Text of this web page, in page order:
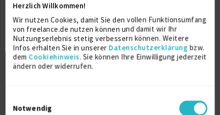
Herzlich Willkommen!
Wir nutzen Cookies, damit Sie den vollen Funktionsumfang
von freelance.de nutzen können und damit wir Ihr
Nutzungserlebnis stetig verbessern können. Weitere
Infos erhalten Sie in unserer Datenschutzerklärung bzw.
dem Cookiehinweis. Sie können Ihre Einwilligung jederzeit
ändern oder widerrufen.
Notwendig
Reisebereitschaft
Nähe des Wohnortes
Arbeitserlaubnis
Europäische Union
Home-Office
bevorzugt
Berufserfahrung